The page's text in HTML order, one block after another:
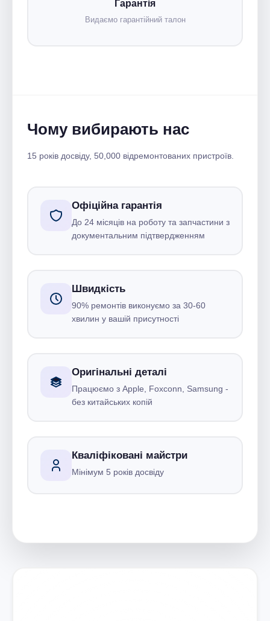
Гарантія
Видаємо гарантійний талон
Чому вибирають нас
15 років досвіду, 50,000 відремонтованих пристроїв.
Офіційна гарантія
До 24 місяців на роботу та запчастини з
документальним підтвердженням
Швидкість
90% ремонтів виконуємо за 30-60
хвилин у вашій присутності
Оригінальні деталі
Працюємо з Apple, Foxconn, Samsung -
без китайських копій
Кваліфіковані майстри
Мінімум 5 років досвіду